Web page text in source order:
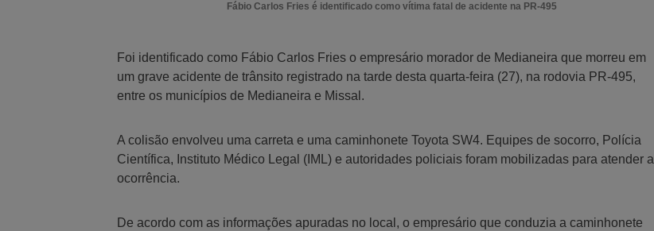
Fábio Carlos Fries é identificado como vítima fatal de acidente na PR-495
Foi identificado como Fábio Carlos Fries o empresário morador de Medianeira que morreu em
um grave acidente de trânsito registrado na tarde desta quarta-feira (27), na rodovia PR-495,
entre os municípios de Medianeira e Missal.
A colisão envolveu uma carreta e uma caminhonete Toyota SW4. Equipes de socorro, Polícia
Científica, Instituto Médico Legal (IML) e autoridades policiais foram mobilizadas para atender a
ocorrência.
De acordo com as informações apuradas no local, o empresário que conduzia a caminhonete